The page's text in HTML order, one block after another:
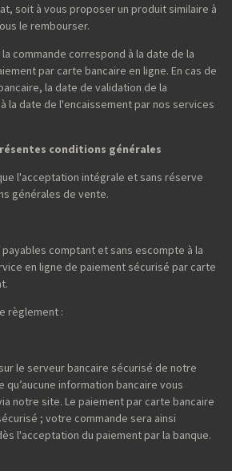
soit à vous proposer un produit similaire à
le rembourser.
commande correspond à la date de la
par carte bancaire en ligne. En cas de
la date de validation de la
la date de l'encaissement par nos services
conditions générales
l'acceptation intégrale et sans réserve
générales de vente.
comptant et sans escompte à la
en ligne de paiement sécurisé par carte
règlement :
le serveur bancaire sécurisé de notre
qu’aucune information bancaire vous
notre site. Le paiement par carte bancaire
; votre commande sera ainsi
l'acceptation du paiement par la banque.